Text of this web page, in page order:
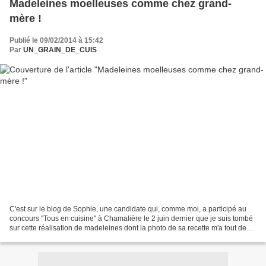
Madeleines moelleuses comme chez grand-
mère !
Publié le 09/02/2014 à 15:42
Par UN_GRAIN_DE_CUIS
C'est sur le blog de Sophie, une candidate qui, comme moi, a participé au
concours ''Tous en cuisine'' à Chamalière le 2 juin dernier que je suis tombé
sur cette réalisation de madeleines dont la photo de sa recette m'a tout de